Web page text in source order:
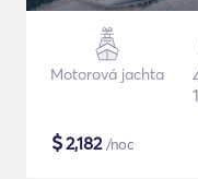
Motorová jachta
$2,182/noc